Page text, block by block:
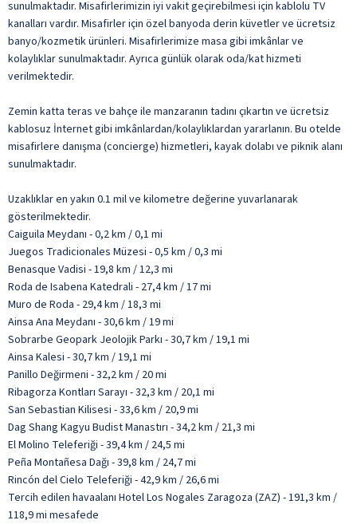
sunulmaktadır. Misafirlerimizin iyi vakit geçirebilmesi için kablolu TV
kanalları vardır. Misafirler için özel banyoda derin küvetler ve ücretsiz
banyo/kozmetik ürünleri. Misafirlerimize masa gibi imkânlar ve
kolaylıklar sunulmaktadır. Ayrıca günlük olarak oda/kat hizmeti
verilmektedir.
Zemin katta teras ve bahçe ile manzaranın tadını çıkartın ve ücretsiz
kablosuz İnternet gibi imkânlardan/kolaylıklardan yararlanın. Bu otelde
misafirlere danışma (concierge) hizmetleri, kayak dolabı ve piknik alanı
sunulmaktadır.
Uzaklıklar en yakın 0.1 mil ve kilometre değerine yuvarlanarak
gösterilmektedir.
Caiguila Meydanı - 0,2 km / 0,1 mi
Juegos Tradicionales Müzesi - 0,5 km / 0,3 mi
Benasque Vadisi - 19,8 km / 12,3 mi
Roda de Isabena Katedrali - 27,4 km / 17 mi
Muro de Roda - 29,4 km / 18,3 mi
Ainsa Ana Meydanı - 30,6 km / 19 mi
Sobrarbe Geopark Jeolojik Parkı - 30,7 km / 19,1 mi
Ainsa Kalesi - 30,7 km / 19,1 mi
Panillo Değirmeni - 32,2 km / 20 mi
Ribagorza Kontları Sarayı - 32,3 km / 20,1 mi
San Sebastian Kilisesi - 33,6 km / 20,9 mi
Dag Shang Kagyu Budist Manastırı - 34,2 km / 21,3 mi
El Molino Teleferiği - 39,4 km / 24,5 mi
Peña Montañesa Dağı - 39,8 km / 24,7 mi
Rincón del Cielo Teleferiği - 42,9 km / 26,6 mi
Tercih edilen havaalanı Hotel Los Nogales Zaragoza (ZAZ) - 191,3 km /
118,9 mi mesafede